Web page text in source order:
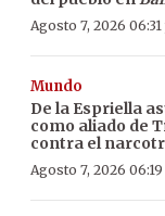
Agosto 7, 2026 06:31
Mundo
De la Espriella
como aliado de
contra el
Agosto 7, 2026 06:19